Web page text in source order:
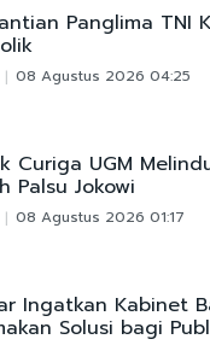
Panglima TNI
08 Agustus 2026 04:25
Curiga UGM
Palsu Jokowi
08 Agustus 2026 01:17
Ingatkan Kabinet
Solusi bagi